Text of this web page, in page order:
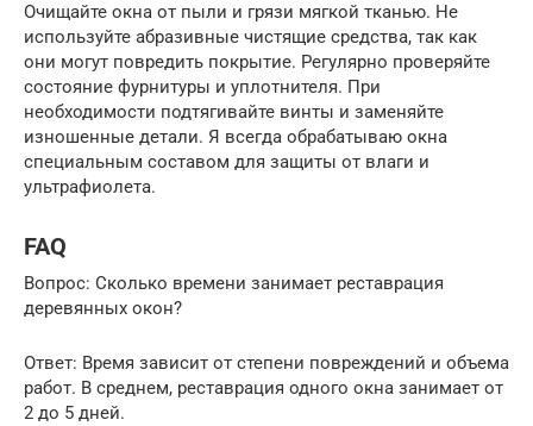
Очищайте окна от пыли и грязи мягкой тканью. Не
используйте абразивные чистящие средства, так как
они могут повредить покрытие. Регулярно проверяйте
состояние фурнитуры и уплотнителя. При
необходимости подтягивайте винты и заменяйте
изношенные детали. Я всегда обрабатываю окна
специальным составом для защиты от влаги и
ультрафиолета.
FAQ
Вопрос: Сколько времени занимает реставрация
деревянных окон?
Ответ: Время зависит от степени повреждений и объема
работ. В среднем, реставрация одного окна занимает от
2 до 5 дней.